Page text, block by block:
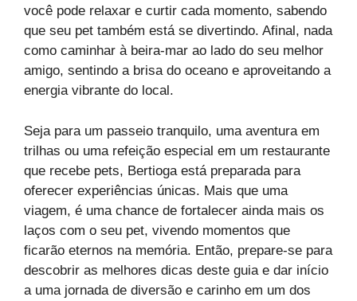
você pode relaxar e curtir cada momento, sabendo
que seu pet também está se divertindo. Afinal, nada
como caminhar à beira-mar ao lado do seu melhor
amigo, sentindo a brisa do oceano e aproveitando a
energia vibrante do local.
Seja para um passeio tranquilo, uma aventura em
trilhas ou uma refeição especial em um restaurante
que recebe pets, Bertioga está preparada para
oferecer experiências únicas. Mais que uma
viagem, é uma chance de fortalecer ainda mais os
laços com o seu pet, vivendo momentos que
ficarão eternos na memória. Então, prepare-se para
descobrir as melhores dicas deste guia e dar início
a uma jornada de diversão e carinho em um dos